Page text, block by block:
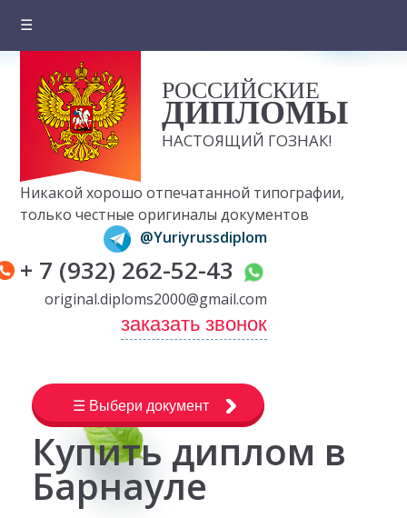
☰
О компании
Цены на документы
Вопросы и ответы
Отзывы клиентов
Оплата и доставка
Контакты
РОССИЙСКИЕ
ДИПЛОМЫ
НАСТОЯЩИЙ ГОЗНАК!
Никакой хорошо отпечатанной типографии,
только честные оригиналы документов
@Yuriyrussdiplom
+ 7 (932) 262-52-43
original.diploms2000@gmail.com
заказать звонок
☰ Выбери документ
Купить диплом в
Барнауле